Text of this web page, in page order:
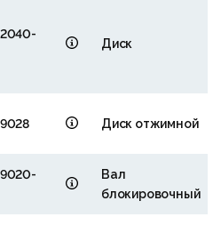
Диск
Диск отжимной
Вал
блокировочный